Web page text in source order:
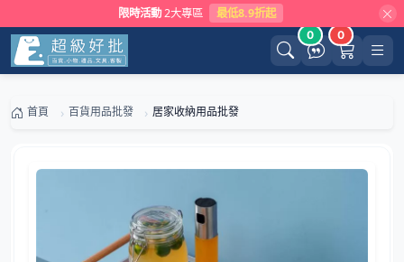
限時活動 2大專區 最低8.9折起
0 0
首頁 百貨用品批發 居家收納用品批發